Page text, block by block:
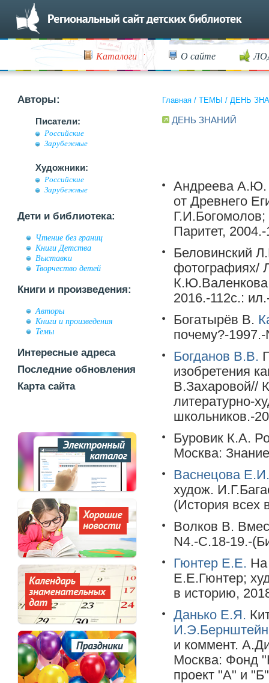
Каталоги О сайте
Авторы:
Писатели:
Российские
Зарубежные
Художники:
Российские
Зарубежные
Дети и библиотека:
Чтение без границ
Книги Детства
Выставки
Творчество детей
Книги и произведения:
Авторы
Книги и произведения
Темы
Интересные адреса
Последние обновления
Карта сайта
Главная / ТЕМЫ / ДЕНЬ
ДЕНЬ ЗНАНИЙ
Андреева А.Ю.
от Древнего
Г.И.Богомолов;
Паритет,
Беловинский
фотографиях/
2016.-112c.:
Богатырёв В.
почему?-
Богданов В.В.
изобретения
В.Захаровой//
литературно-
школьников.-
Буровик К.А.
Москва:
Васнецова Е.И.
худож.
(История всех
Волков В.
N4.-С.18-19.-
Гюнтер Е.Е. На
Е.Е.Гюнтер;
в историю,
Данько Е.Я.
И.Э.Бернштейн
и коммент.
Москва: Фонд
проект "А" и